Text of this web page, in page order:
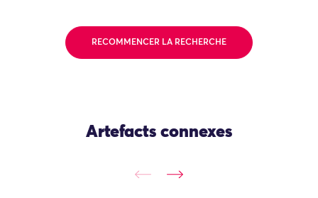
RECOMMENCER LA RECHERCHE
Artefacts connexes